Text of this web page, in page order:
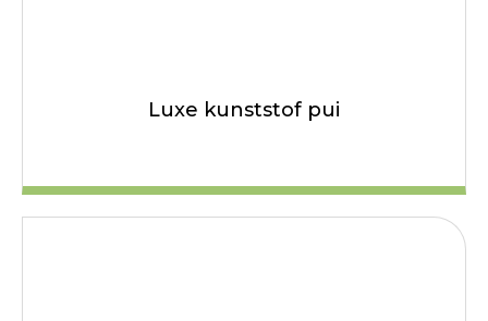
Luxe kunststof pui